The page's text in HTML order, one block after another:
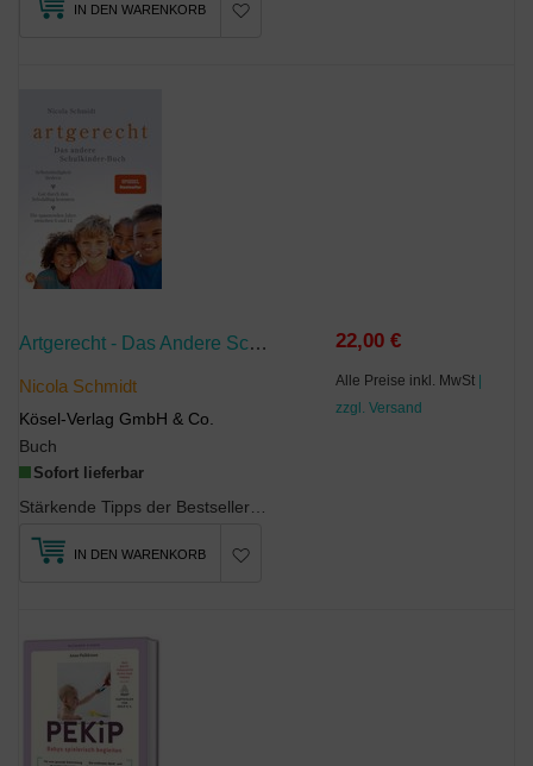
IN DEN WARENKORB
Artgerecht - Das Andere Schulkinder-Buch
Nicola Schmidt
Kösel-Verlag GmbH & Co.
Buch
Sofort lieferbar
22,00 €
Alle Preise inkl. MwSt |
zzgl. Versand
IN DEN WARENKORB